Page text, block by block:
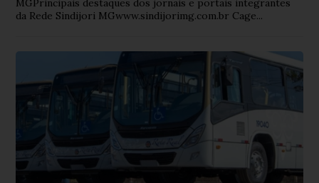
MGPrincipais destaques dos jornais e portais integrantes
da Rede Sindijori MGwww.sindijorimg.com.br Cage...